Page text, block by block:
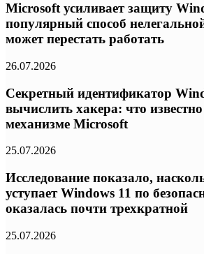
Microsoft усиливает защиту
популярный способ
может перестать работать
26.07.2026
Секретный идентификатор
вычислить хакера: что
механизме Microsoft
25.07.2026
Исследование показало,
уступает Windows 11 по
оказалась почти трехкратной
25.07.2026